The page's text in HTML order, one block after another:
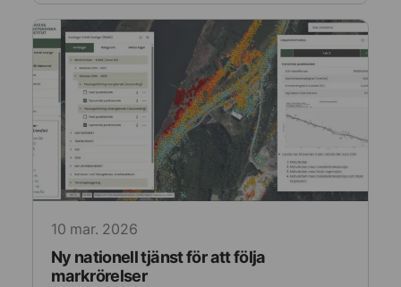
10 mar. 2026
Ny nationell tjänst för att följa
markrörelser
anpassade
annonser